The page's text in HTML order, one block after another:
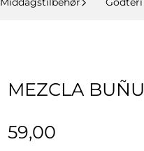
MEZCLA
59,00